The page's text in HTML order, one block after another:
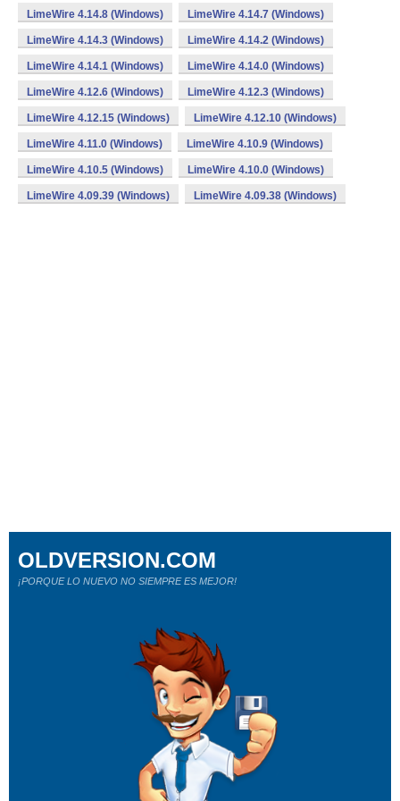
LimeWire 4.14.8 (Windows) LimeWire 4.14.7 (Windows)
LimeWire 4.14.3 (Windows) LimeWire 4.14.2 (Windows)
LimeWire 4.14.1 (Windows) LimeWire 4.14.0 (Windows)
LimeWire 4.12.6 (Windows) LimeWire 4.12.3 (Windows)
LimeWire 4.12.15 (Windows) LimeWire 4.12.10 (Windows)
LimeWire 4.11.0 (Windows) LimeWire 4.10.9 (Windows)
LimeWire 4.10.5 (Windows) LimeWire 4.10.0 (Windows)
LimeWire 4.09.39 (Windows) LimeWire 4.09.38 (Windows)
OLDVERSION.COM
¡PORQUE LO NUEVO NO SIEMPRE ES MEJOR!